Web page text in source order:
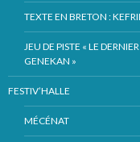
TEXTE EN BRETON :
JEU DE PISTE « LE
GENEKAN »
FESTIV’HALLE
MÉCÉNAT